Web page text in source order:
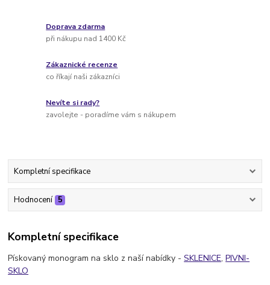
Doprava zdarma
při nákupu nad 1400 Kč
Zákaznické recenze
co říkají naši zákazníci
Nevíte si rady?
zavolejte - poradíme vám s nákupem
Kompletní specifikace
Hodnocení 5
Kompletní specifikace
Pískovaný monogram na sklo z naší nabídky -SKLENICE,PIVNI-
SKLO